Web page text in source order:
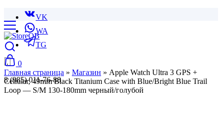
VK
WA
TG
8 (985) 011-76-88
0
Главная страница » Магазин » Apple Watch Ultra 3 GPS +
Cellular, 49mm Black Titanium Case with Blue/Bright Blue Trail
Loop — S/M 130-180mm черный/голубой